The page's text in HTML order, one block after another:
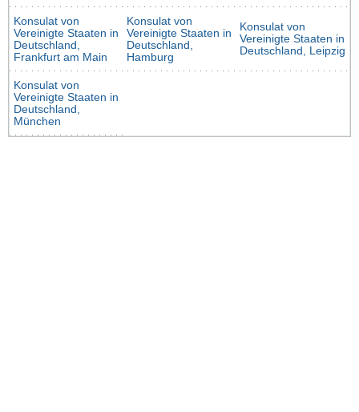
Konsulat von
Vereinigte Staaten in
Deutschland,
Frankfurt am Main
Konsulat von
Vereinigte Staaten in
Deutschland,
Hamburg
Konsulat von
Vereinigte Staaten in
Deutschland, Leipzig
Konsulat von
Vereinigte Staaten in
Deutschland,
München